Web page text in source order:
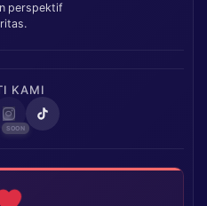
perspektif
KAMI